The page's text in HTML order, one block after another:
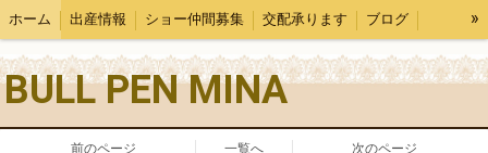
ホーム 出産情報 ショー仲間募集 交配承ります ブログ
犬舎紹介
»
BULL PEN MINA
前のページ 一覧へ 次のページ